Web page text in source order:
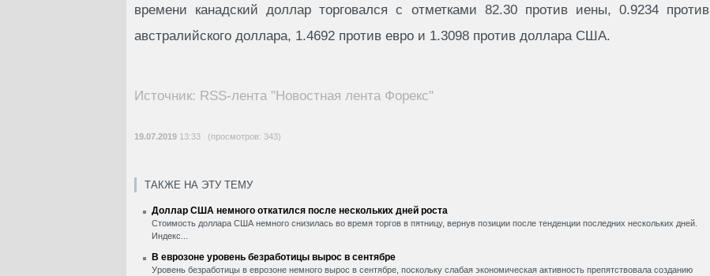
времени канадский доллар торговался с отметками 82.30 против иены, 0.9234 против
австралийского доллара, 1.4692 против евро и 1.3098 против доллара США.
Источник: RSS-лента "Новостная лента Форекс"
19.07.2019 13:33 (просмотров: 343)
ТАКЖЕ НА ЭТУ ТЕМУ
Доллар США немного откатился после нескольких дней роста
Стоимость доллара США немного снизилась во время торгов в пятницу, вернув позиции после тенденции последних нескольких дней.
Индекс...
В еврозоне уровень безработицы вырос в сентябре
Уровень безработицы в еврозоне немного вырос в сентябре, поскольку слабая экономическая активность препятствовала созданию